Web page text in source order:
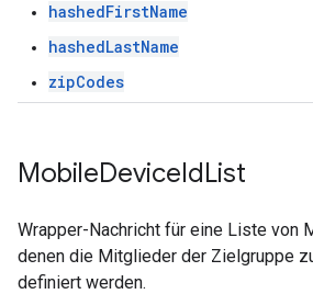
hashedFirstName
hashedLastName
zipCodes
MobileDeviceIdList
Wrapper-Nachricht für eine Liste von
denen die Mitglieder der Zielgruppe
definiert werden.